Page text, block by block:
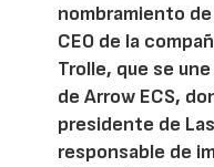
nombramiento
CEO de la
Trolle, que se
de Arrow ECS,
presidente de
responsable de